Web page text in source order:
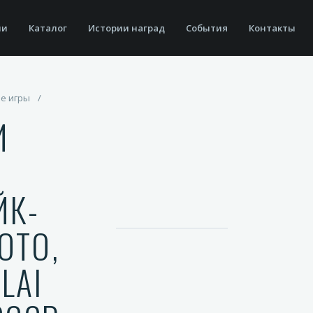
Каталог Истории наград События Контакты
игры /